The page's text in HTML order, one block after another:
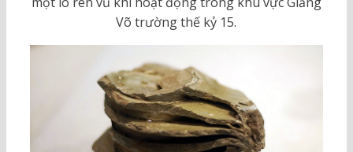
Võ trường thế kỷ 15.